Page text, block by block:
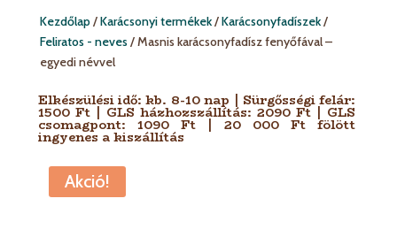
Kezdőlap/Karácsonyi termékek/Karácsonyfadíszek/
Feliratos - neves / Masnis karácsonyfadísz fenyőfával –
egyedi névvel
Elkészülési idő: kb. 8-10 nap | Sürgősségi felár:
1500 Ft | GLS házhozszállítás: 2090 Ft | GLS
csomagpont: 1090 Ft | 20 000 Ft fölött
ingyenes a kiszállítás
Akció!